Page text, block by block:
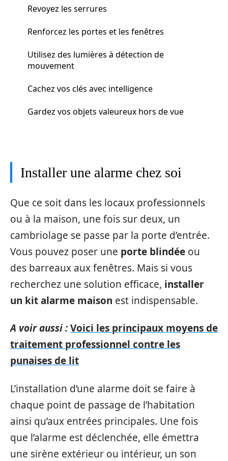
Revoyez les serrures
Renforcez les portes et les fenêtres
Utilisez des lumières à détection de
mouvement
Cachez vos clés avec intelligence
Gardez vos objets valeureux hors de vue
Installer une alarme chez soi
Que ce soit dans les locaux professionnels
ou à la maison, une fois sur deux, un
cambriolage se passe par la porte d’entrée.
Vous pouvez poser une porte blindée ou
des barreaux aux fenêtres. Mais si vous
recherchez une solution efficace, installer
un kit alarme maison est indispensable.
A voir aussi :Voici les principaux moyens de
traitement professionnel contre les
punaises de lit
L’installation d’une alarme doit se faire à
chaque point de passage de l’habitation
ainsi qu’aux entrées principales. Une fois
que l’alarme est déclenchée, elle émettra
une sirène extérieur ou intérieur, un son